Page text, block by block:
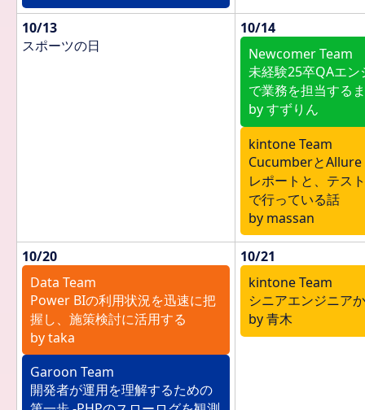
10/13
スポーツの日
10/14
Newcomer Team
未経験25卒QAエ
で業務を担当する
by すずりん
kintone Team
Cucumberと
レポートと、テス
で行っている話
by massan
10/20
Data Team
Power BIの利用状況を迅速に把
握し、施策検討に活用する
by taka
Garoon Team
開発者が運用を理解するための
10/21
kintone Team
シニアエンジニア
by 青木